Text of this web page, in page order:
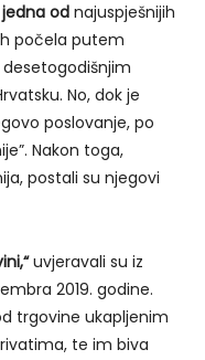
od najuspješnijih
počela putem
No, dok je
poslovanje, po
Nakon toga,
postali su njegovi
uvjeravali su iz
2019. godine.
trgovine ukapljenim
te im biva